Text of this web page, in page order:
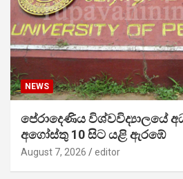
NEWS
පේරාදෙණිය විශ්වවිද්‍යාලයේ
අගෝස්තු 10 සිට යළි ඇරඹේ
August 7, 2026 editor